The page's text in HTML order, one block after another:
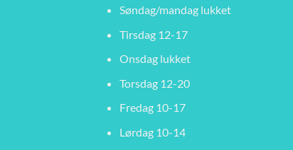
Søndag/mandag lukket
Tirsdag 12-17
Onsdag lukket
Torsdag 12-20
Fredag 10-17
Lørdag 10-14